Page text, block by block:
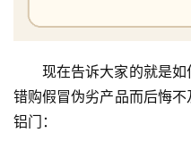
现在告诉大家的就是
错购假冒伪劣产品而后悔
铝门：